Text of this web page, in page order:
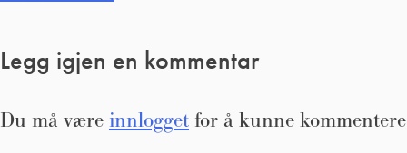
Legg igjen en kommentar
Du må være innlogget for å kunne